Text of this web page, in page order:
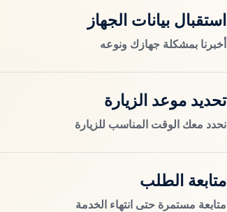
استقبال بيانات الجهاز
أخبرنا بمشكلة جهازك ونوعه
تحديد موعد الزيارة
نحدد معك الوقت المناسب للزيارة
متابعة الطلب
متابعة مستمرة حتى انتهاء الخدمة